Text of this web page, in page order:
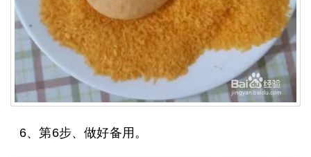
6、第6步、做好备用。